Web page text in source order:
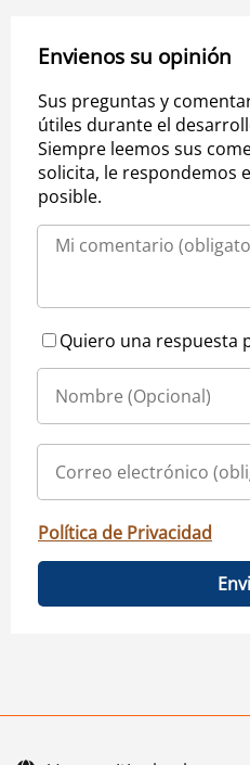
Envienos su opinión
Sus preguntas y
útiles durante el
Siempre leemos sus
solicita, le respondemos
posible.
Quiero una respuesta
Política de Privacidad